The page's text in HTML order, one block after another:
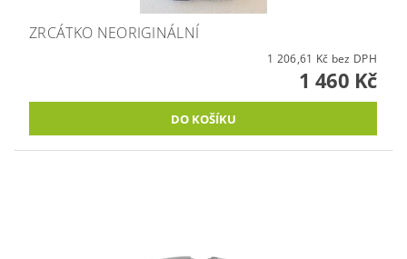
ZRCÁTKO NEORIGINÁLNÍ
1 206,61 Kč bez DPH
1 460 Kč